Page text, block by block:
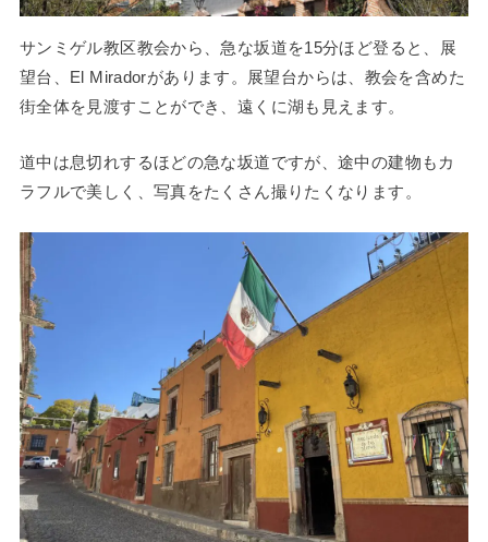
サンミゲル教区教会から、急な坂道を15分ほど登ると、展
望台、El Miradorがあります。展望台からは、教会を含めた
街全体を見渡すことができ、遠くに湖も見えます。
道中は息切れするほどの急な坂道ですが、途中の建物もカ
ラフルで美しく、写真をたくさん撮りたくなります。